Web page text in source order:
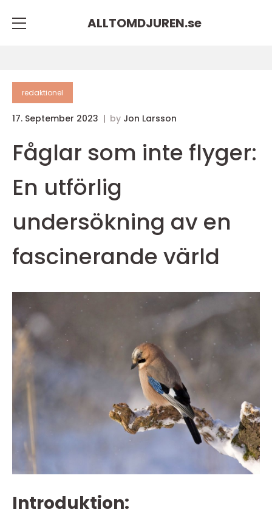
ALLTOMDJUREN.se
redaktionel
17. September 2023 by Jon Larsson
Fåglar som inte flyger:
En utförlig
undersökning av en
fascinerande värld
Introduktion: